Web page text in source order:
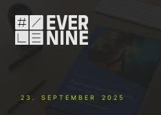
23. SEPTEMBER 2025